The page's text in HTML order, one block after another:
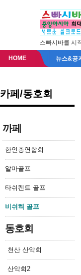
스빠시바를 시
HOME 뉴스&공
카페/동호회
까페
한인총연합회
알마골프
타쉬켄트 골프
비쉬켁 골프
동호회
천산 산악회
산악회2